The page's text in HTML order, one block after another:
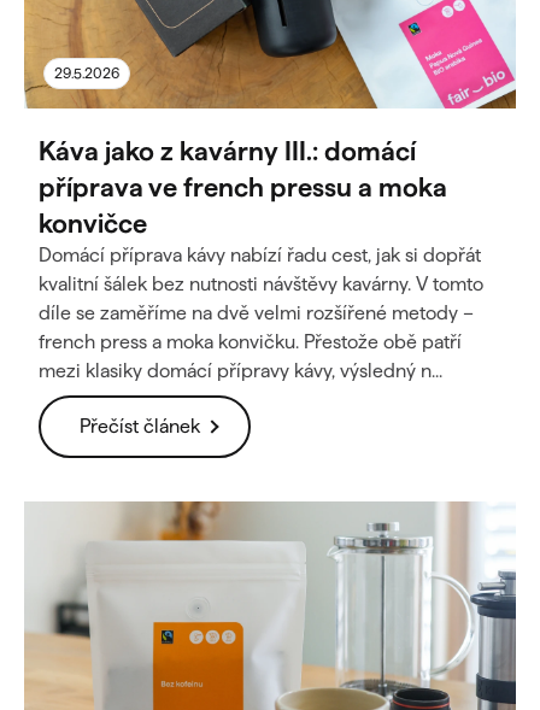
29.5.2026
Káva jako z kavárny III.: domácí
příprava ve french pressu a moka
konvičce
Domácí příprava kávy nabízí řadu cest, jak si dopřát
kvalitní šálek bez nutnosti návštěvy kavárny. V tomto
díle se zaměříme na dvě velmi rozšířené metody –
french press a moka konvičku. Přestože obě patří
mezi klasiky domácí přípravy kávy, výsledný n...
Přečíst článek